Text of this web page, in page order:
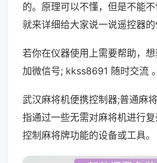
的。原理可以不懂，但是不能
就来详细给大家说一说遥控器的
若你在仪器使用上需要帮助，
加微信号; kkss8691 随时交流 。
武汉麻将机便携控制器;普通麻
指通过一些无需对麻将机进行
控制麻将牌功能的设备或工具。